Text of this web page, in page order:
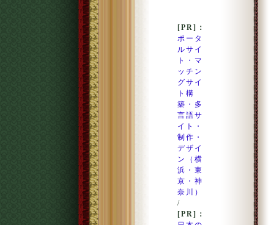
[PR]：
ポータ
ルサイ
ト・マ
ッチン
グサイ
ト構
築・多
言語サ
イト・
制作・
デザイ
ン（横
浜・東
京・神
奈川）
/
[PR]：